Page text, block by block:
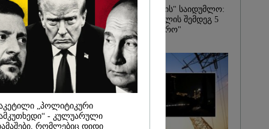
კრეისერ "ედინბურგის" საიდუმლო:
როგორ იპოვეს 40 წლის შემდეგ 5
ტონა "სტალინის ოქრო"
„პოლიტიკური
- კულუარული
რომლებიც დიდი